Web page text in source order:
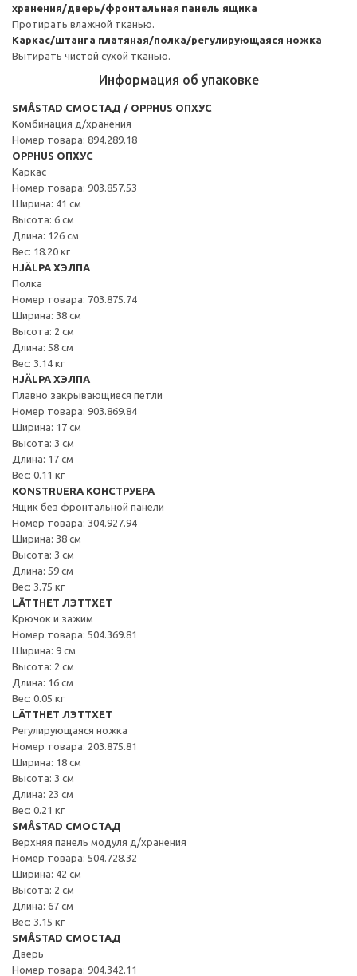
хранения/дверь/фронтальная панель ящика
Протирать влажной тканью.
Каркас/штанга платяная/полка/регулирующаяся ножка
Вытирать чистой сухой тканью.
Информация об упаковке
SMÅSTAD СМОСТАД / OPPHUS ОПХУС
Комбинация д/хранения
Номер товара: 894.289.18
OPPHUS ОПХУС
Каркас
Номер товара: 903.857.53
Ширина: 41 см
Высота: 6 см
Длина: 126 см
Вес: 18.20 кг
HJÄLPA ХЭЛПА
Полка
Номер товара: 703.875.74
Ширина: 38 см
Высота: 2 см
Длина: 58 см
Вес: 3.14 кг
HJÄLPA ХЭЛПА
Плавно закрывающиеся петли
Номер товара: 903.869.84
Ширина: 17 см
Высота: 3 см
Длина: 17 см
Вес: 0.11 кг
KONSTRUERA КОНСТРУЕРА
Ящик без фронтальной панели
Номер товара: 304.927.94
Ширина: 38 см
Высота: 3 см
Длина: 59 см
Вес: 3.75 кг
LÄTTHET ЛЭТТХЕТ
Крючок и зажим
Номер товара: 504.369.81
Ширина: 9 см
Высота: 2 см
Длина: 16 см
Вес: 0.05 кг
LÄTTHET ЛЭТТХЕТ
Регулирующаяся ножка
Номер товара: 203.875.81
Ширина: 18 см
Высота: 3 см
Длина: 23 см
Вес: 0.21 кг
SMÅSTAD СМОСТАД
Верхняя панель модуля д/хранения
Номер товара: 504.728.32
Ширина: 42 см
Высота: 2 см
Длина: 67 см
Вес: 3.15 кг
SMÅSTAD СМОСТАД
Дверь
Номер товара: 904.342.11